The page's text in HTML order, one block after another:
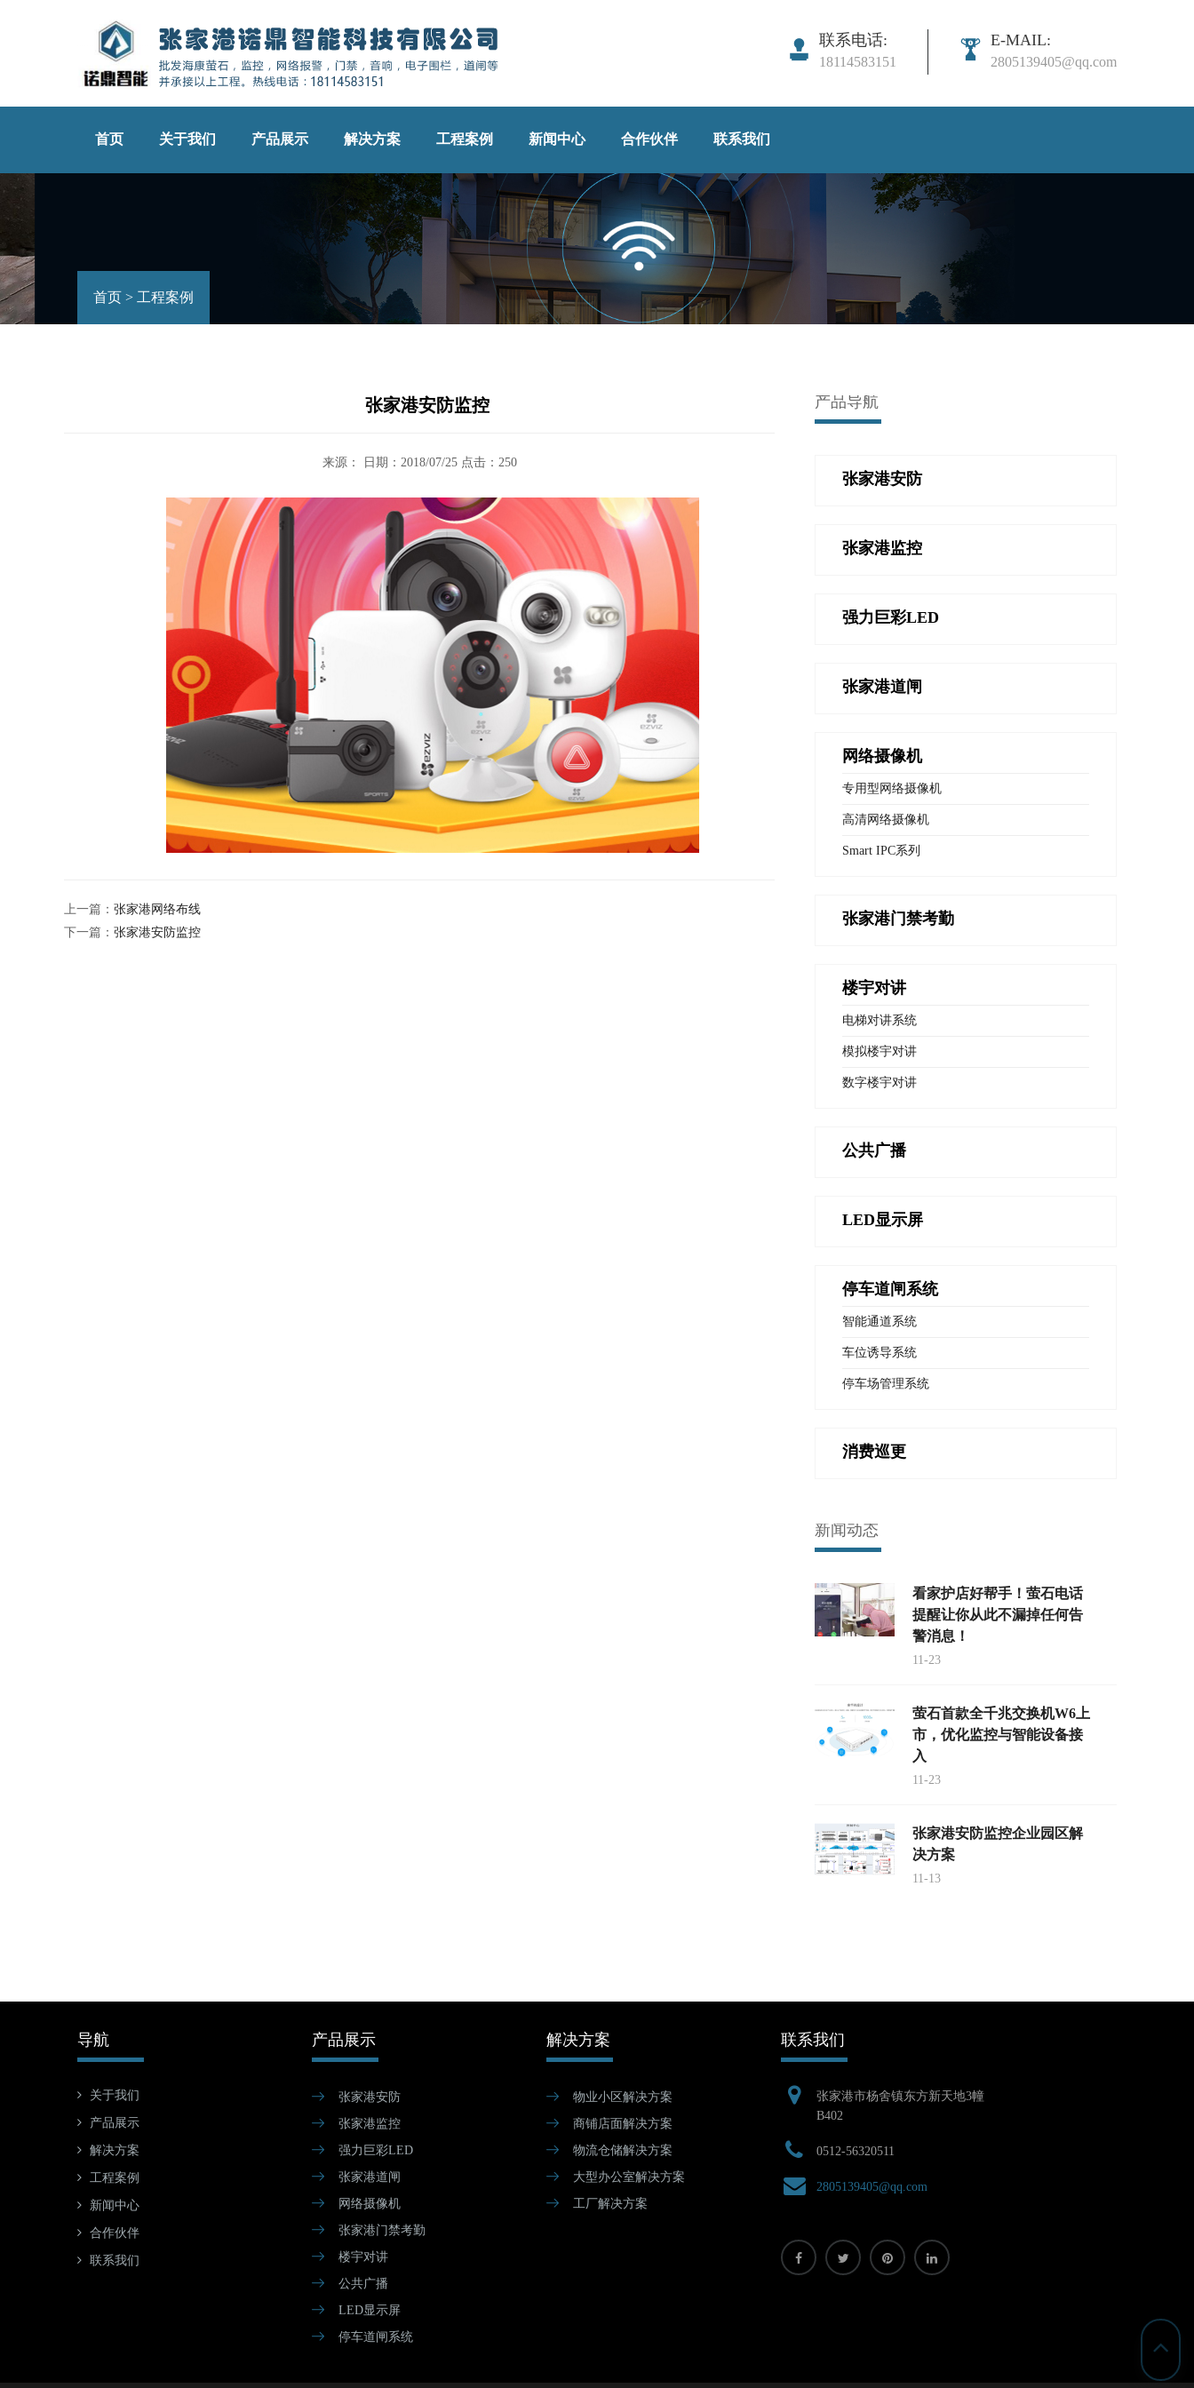
联系电话:
18114583151
E-MAIL:
2805139405@qq.com
首页 关于我们 产品展示 解决方案 工程案例 新闻中心 合作伙伴 联系我们
首页 > 工程案例
张家港安防监控
来源： 日期：2018/07/25 点击： 250
上一篇： 张家港网络布线
下一篇： 张家港安防监控
产品导航
张家港安防
张家港监控
强力巨彩LED
张家港道闸
网络摄像机
专用型网络摄像机
高清网络摄像机
Smart IPC系列
张家港门禁考勤
楼宇对讲
电梯对讲系统
模拟楼宇对讲
数字楼宇对讲
公共广播
LED显示屏
停车道闸系统
智能通道系统
车位诱导系统
停车场管理系统
消费巡更
新闻动态
看家护店好帮手！萤石电话
提醒让你从此不漏掉任何告
警消息！
11-23
萤石首款全千兆交换机W6上
市，优化监控与智能设备接
入
11-23
张家港安防监控企业园区解
决方案
11-13
导航
关于我们
产品展示
解决方案
工程案例
新闻中心
合作伙伴
联系我们
产品展示
张家港安防
张家港监控
强力巨彩LED
张家港道闸
网络摄像机
张家港门禁考勤
楼宇对讲
公共广播
LED显示屏
停车道闸系统
解决方案
物业小区解决方案
商铺店面解决方案
物流仓储解决方案
大型办公室解决方案
工厂解决方案
联系我们
张家港市杨舍镇东方新天地3幢
B402
0512-56320511
2805139405@qq.com